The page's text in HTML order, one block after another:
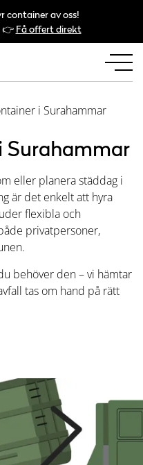
container av oss!
👉 Få offert direkt
i Surahammar
Surahammar
eller planera städdag i
är det enkelt att hyra
flexibla och
privatpersoner,
behöver den – vi hämtar
tas om hand på rätt